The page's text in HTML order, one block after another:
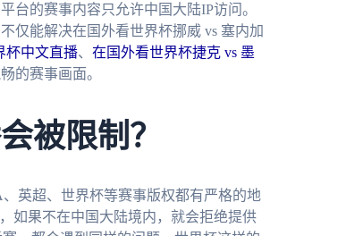
的赛事内容只允许中国大陆IP访问。
仅能解决在国外看世界杯挪威 vs 塞内加
杯中文直播、 在国外看世界杯捷克 vs 墨
的赛事画面。
被限制？
英超、世界杯等赛事版权都有严格的地
如果不在中国大陆境内，就会拒绝提供